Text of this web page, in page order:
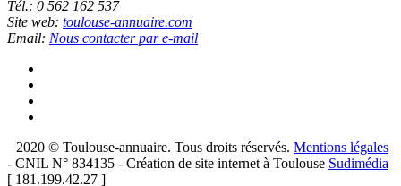
Tél.: 0 562 162 537
Site web: toulouse-annuaire.com
Email: Nous contacter par e-mail
2020 © Toulouse-annuaire. Tous droits réservés. Mentions légales
- CNIL N° 834135 - Création de site internet à Toulouse Sudimédia
[ 181.199.42.27 ]